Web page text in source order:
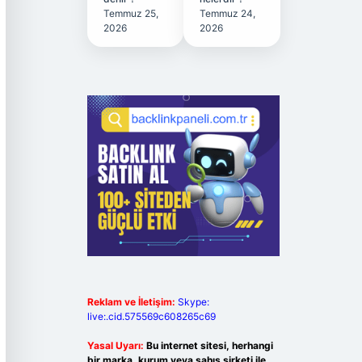
Temmuz 25,
2026
Temmuz 24,
2026
Reklam ve İletişim: Skype:
live:.cid.575569c608265c69
Yasal Uyarı: Bu internet sitesi, herhangi